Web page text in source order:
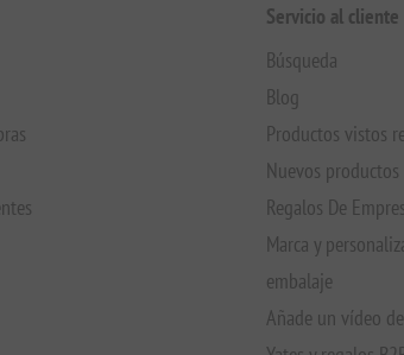
Servicio al cliente
Búsqueda
Blog
Productos vistos
Nuevos productos
Regalos De
Marca y
embalaje
Añade un vídeo